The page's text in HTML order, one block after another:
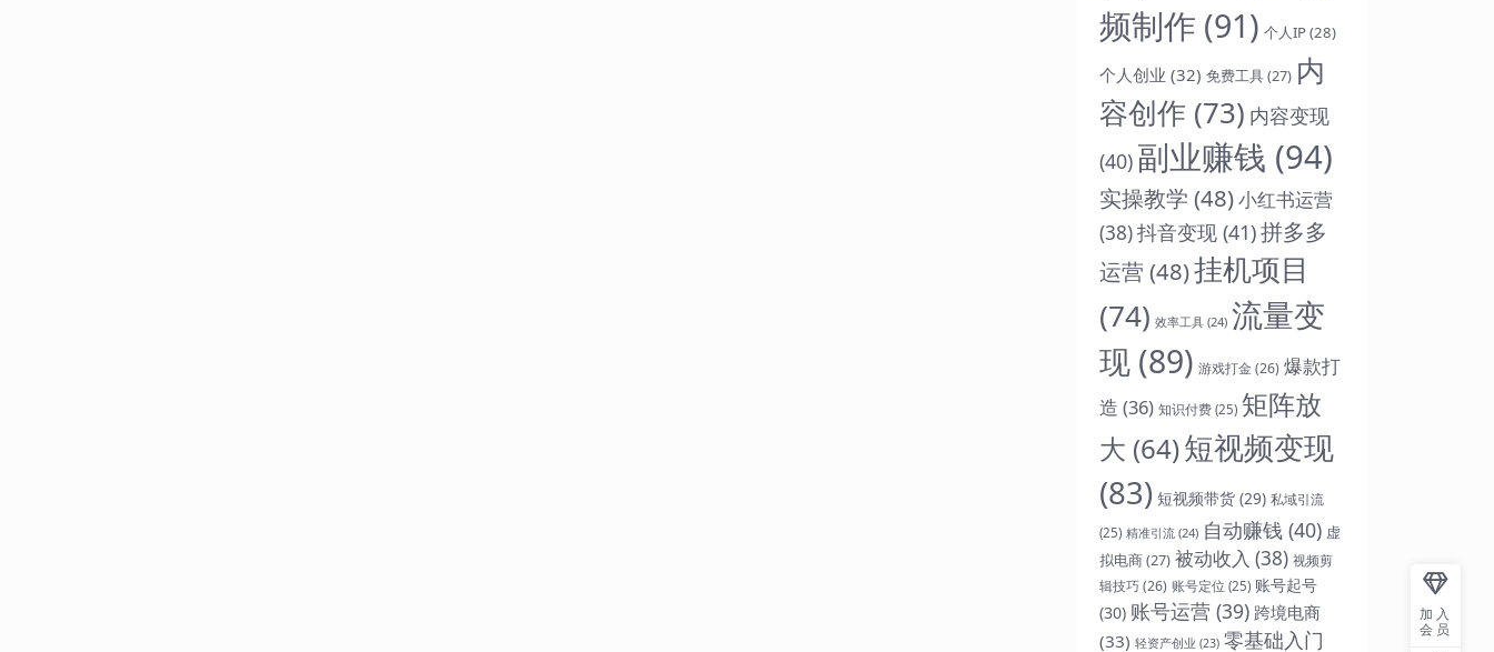
频制作 (91) 个人IP(28)
个人创业 (32) 免费工具(27) 内
容创作 (73) 内容变现
(40) 副业赚钱 (94)
实操教学 (48)小红书运营
(38)抖音变现 (41)拼多多
运营 (48)挂机项目
(74) 效率工具 (24) 流量变
现 (89) 游戏打金(26) 爆款打
造 (36) 知识付费 (25) 矩阵放
大 (64)短视频变现
(83) 短视频带货 (29) 私域引流
(25) 精准引流 (24) 自动赚钱 (40) 虚
拟电商(27) 被动收入 (38) 视频剪
辑技巧(26) 账号定位 (25) 账号起号
(30) 账号运营 (39) 跨境电商
(33) 轻资产创业 (23) 零基础入门
加入
会员